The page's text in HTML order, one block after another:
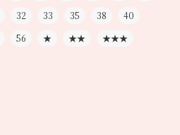
32 33 35 38
40
56 ★ ★★
★★★